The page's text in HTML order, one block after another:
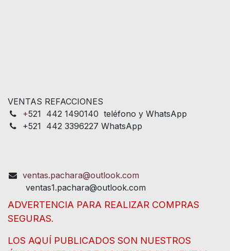
VENTAS REFACCIONES
+521 442 1490140 teléfono y WhatsApp
+521 442 3396227 WhatsApp
ventas.pachara@outlook.com
ventas1.pachara@outlook.com
ADVERTENCIA PARA REALIZAR COMPRAS
SEGURAS.
LOS AQUÍ PUBLICADOS SON NUESTROS